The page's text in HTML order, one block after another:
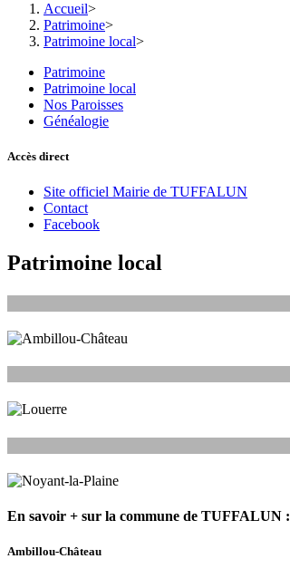
Accueil>
Patrimoine>
Patrimoine local>
Patrimoine
Patrimoine local
Nos Paroisses
Généalogie
Accès direct
Site officiel Mairie de TUFFALUN
Contact
Facebook
Patrimoine local
En savoir + sur la commune de TUFFALUN :
Ambillou-Château